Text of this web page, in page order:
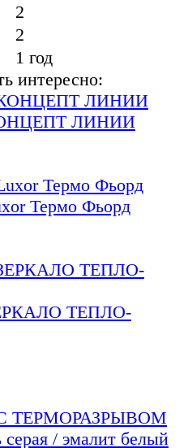
2
2
1 год
интересно:
ЛИНИИ
Термо Фьорд
ТЕПЛО-